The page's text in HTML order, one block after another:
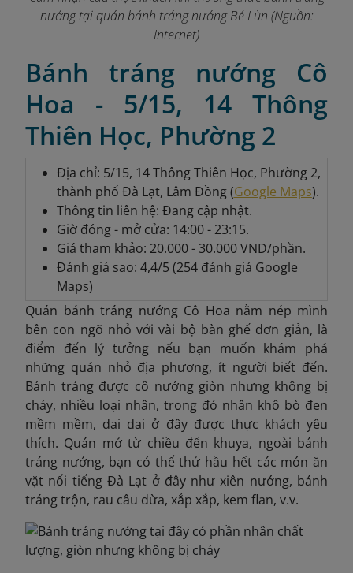
nướng tại quán bánh tráng nướng Bé Lùn (Nguồn:
Internet)
Bánh tráng nướng Cô
Hoa - 5/15, 14 Thông
Thiên Học, Phường 2
Địa chỉ: 5/15, 14 Thông Thiên Học, Phường 2,
thành phố Đà Lạt, Lâm Đồng (Google Maps).
Thông tin liên hệ: Đang cập nhật.
Giờ đóng - mở cửa: 14:00 - 23:15.
Giá tham khảo: 20.000 - 30.000 VND/phần.
Đánh giá sao: 4,4/5 (254 đánh giá Google
Maps)
Quán bánh tráng nướng Cô Hoa nằm nép mình
bên con ngõ nhỏ với vài bộ bàn ghế đơn giản, là
điểm đến lý tưởng nếu bạn muốn khám phá
những quán nhỏ địa phương, ít người biết đến.
Bánh tráng được cô nướng giòn nhưng không bị
cháy, nhiều loại nhân, trong đó nhân khô bò đen
mềm mềm, dai dai ở đây được thực khách yêu
thích. Quán mở từ chiều đến khuya, ngoài bánh
tráng nướng, bạn có thể thử hầu hết các món ăn
vặt nổi tiếng Đà Lạt ở đây như xiên nướng, bánh
tráng trộn, rau câu dừa, xắp xắp, kem flan, v.v.